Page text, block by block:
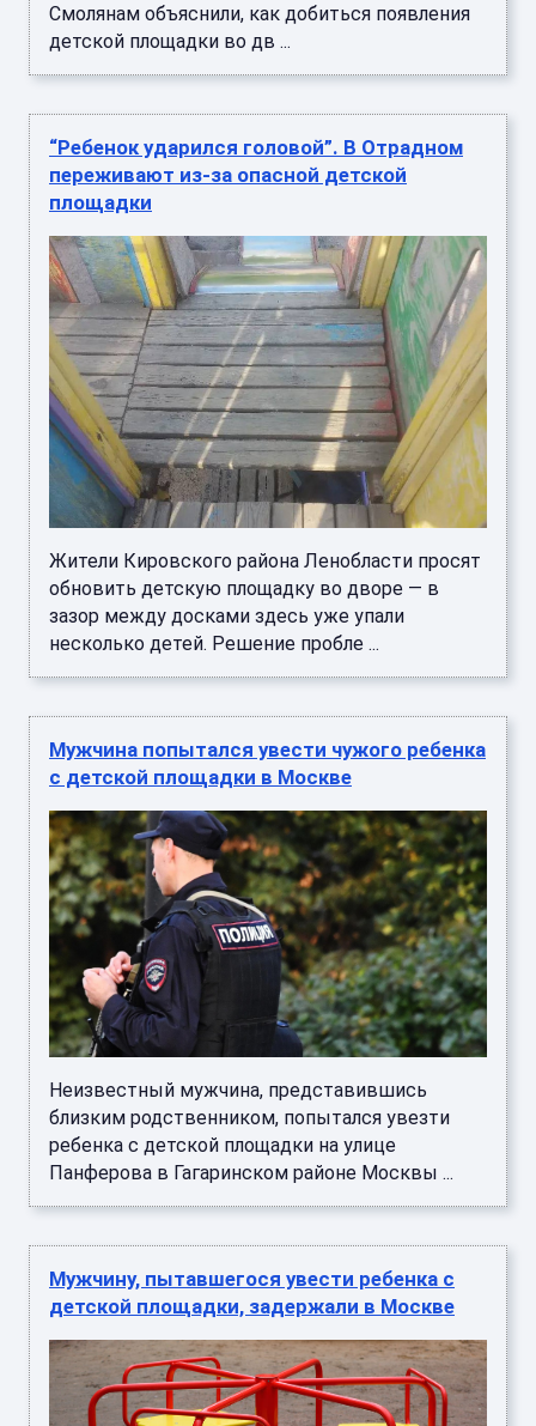
Смолянам объяснили, как добиться появления
детской площадки во дв ...
“Ребенок ударился головой”. В Отрадном
переживают из-за опасной детской
площадки
Жители Кировского района Ленобласти просят
обновить детскую площадку во дворе — в
зазор между досками здесь уже упали
несколько детей. Решение пробле ...
Мужчина попытался увести чужого ребенка
с детской площадки в Москве
Неизвестный мужчина, представившись
близким родственником, попытался увезти
ребенка с детской площадки на улице
Панферова в Гагаринском районе Москвы ...
Мужчину, пытавшегося увести ребенка с
детской площадки, задержали в Москве